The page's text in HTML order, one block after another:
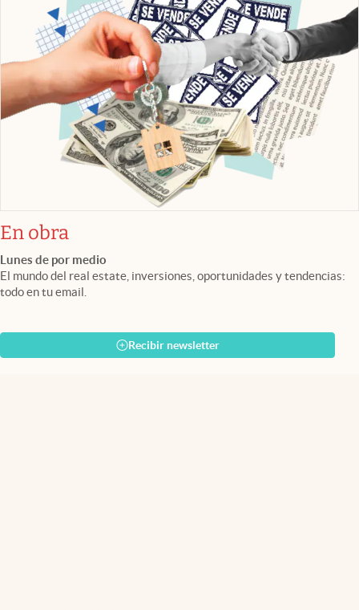
En obra
Lunes de por medio
El mundo del real estate, inversiones, oportunidades y tendencias:
todo en tu email.
Recibir newsletter